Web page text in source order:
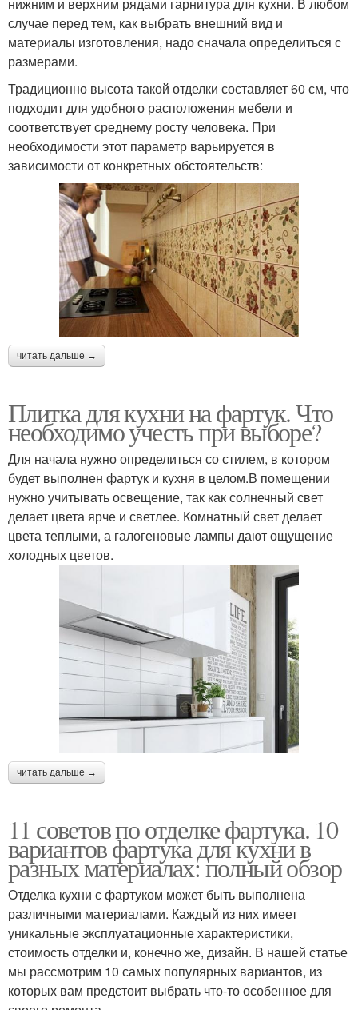
нижним и верхним рядами гарнитура для кухни. В любом
случае перед тем, как выбрать внешний вид и
материалы изготовления, надо сначала определиться с
размерами.
Традиционно высота такой отделки составляет 60 см, что
подходит для удобного расположения мебели и
соответствует среднему росту человека. При
необходимости этот параметр варьируется в
зависимости от конкретных обстоятельств:
читать дальше →
Плитка для кухни на фартук. Что
необходимо учесть при выборе?
Для начала нужно определиться со стилем, в котором
будет выполнен фартук и кухня в целом.В помещении
нужно учитывать освещение, так как солнечный свет
делает цвета ярче и светлее. Комнатный свет делает
цвета теплыми, а галогеновые лампы дают ощущение
холодных цветов.
читать дальше →
11 советов по отделке фартука. 10
вариантов фартука для кухни в
разных материалах: полный обзор
Отделка кухни с фартуком может быть выполнена
различными материалами. Каждый из них имеет
уникальные эксплуатационные характеристики,
стоимость отделки и, конечно же, дизайн. В нашей статье
мы рассмотрим 10 самых популярных вариантов, из
которых вам предстоит выбрать что-то особенное для